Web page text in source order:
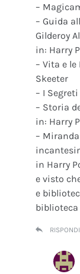
–
– Guida
Gilderoy
in: Harry
– Vita e
Skeeter
– I
– Storia
in: Harry
–
in Harry
e visto
e
RISPONDI